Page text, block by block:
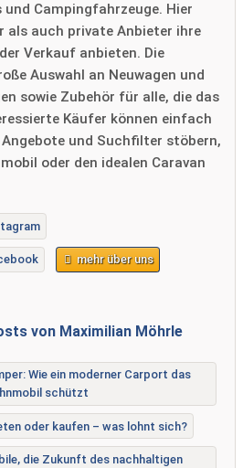
und Campingfahrzeuge. Hier
als auch private Anbieter ihre
Verkauf anbieten. Die
Auswahl an Neuwagen und
sowie Zubehör für alle, die das
Käufer können einfach
und Suchfilter stöbern,
oder den idealen Caravan
mehr über uns
von Maximilian Möhrle
Wie ein moderner Carport das
schützt
oder kaufen – was lohnt sich?
die Zukunft des nachhaltigen